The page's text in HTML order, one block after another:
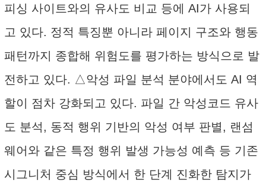
피싱 사이트와의 유사도 비교 등에 AI가 사용되
고 있다. 정적 특징뿐 아니라 페이지 구조와 행동
패턴까지 종합해 위험도를 평가하는 방식으로 발
전하고 있다. △악성 파일 분석 분야에서도 AI 역
할이 점차 강화되고 있다. 파일 간 악성코드 유사
도 분석, 동적 행위 기반의 악성 여부 판별, 랜섬
웨어와 같은 특정 행위 발생 가능성 예측 등 기존
시그니처 중심 방식에서 한 단계 진화한 탐지가